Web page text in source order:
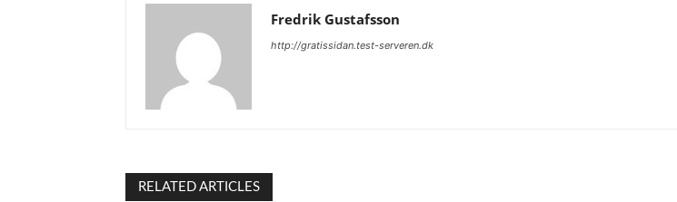
Fredrik Gustafsson
http://gratissidan.test-serveren.dk
RELATED ARTICLES